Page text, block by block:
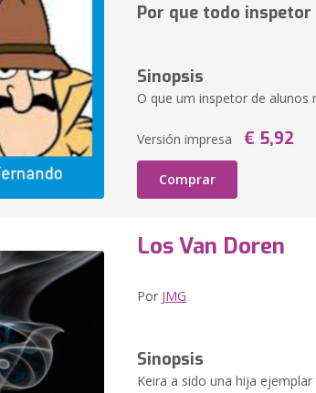
Por que todo
Sinopsis
O que um inspetor de alunos
Versión impresa € 5,92
Comprar
Los Van Doren
Por JMG
Sinopsis
Keira a sido una hija